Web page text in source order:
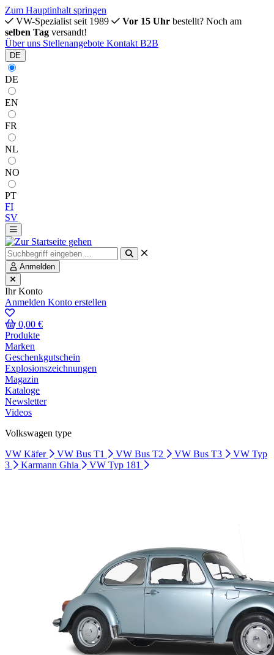
Zum Hauptinhalt springen
VW-Spezialist seit 1989
Vor 15 Uhr bestellt? Noch am
selben Tag versandt!
Über uns Stellenangebote Kontakt B2B
DE
DE
EN
FR
NL
NO
PT
FI
SV
Anmelden
Ihr Konto
Anmelden Konto erstellen
0,00 €
Produkte
Marken
Geschenkgutschein
Explosionszeichnungen
Magazin
Kataloge
Newsletter
Videos
Volkswagen type
VW Käfer
VW Bus T1 VW Bus T2 VW Bus T3
VW Typ
3
Karmann Ghia VW Typ 181